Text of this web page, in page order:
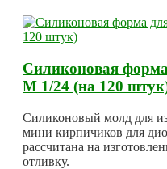
Силиконовая
М 1/24 (на 120
Силиконовый молд для
мини кирпичиков для
рассчитана на
отливку.